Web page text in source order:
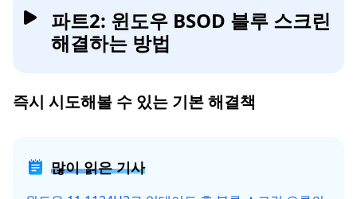
파트2: 윈도우 BSOD 블루 스크린
해결하는 방법
즉시 시도해볼 수 있는 기본 해결책
많이 읽은 기사